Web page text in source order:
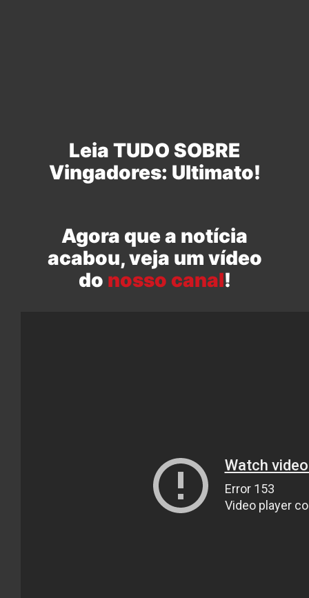
Leia TUDO SOBRE
Vingadores: Ultimato!
Agora que a notícia
acabou, veja um vídeo
do nosso canal!